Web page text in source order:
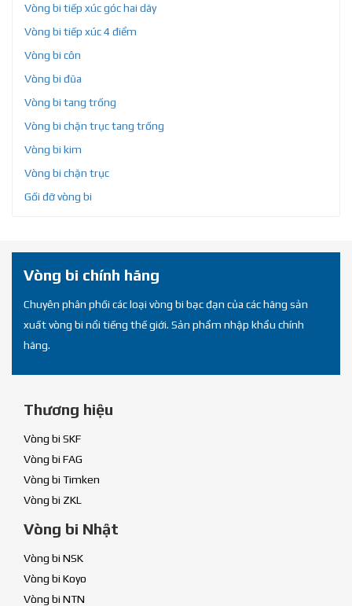
Vòng bi tiếp xúc góc hai dãy
Vòng bi tiếp xúc 4 điểm
Vòng bi côn
Vòng bi đũa
Vòng bi tang trống
Vòng bi chặn trục tang trống
Vòng bi kim
Vòng bi chặn trục
Gối đỡ vòng bi
Vòng bi chính hãng
Chuyên phân phối các loại vòng bi bạc đạn của các hãng sản
xuất vòng bi nổi tiếng thế giới. Sản phẩm nhập khẩu chính
hãng.
Thương hiệu
Vòng bi SKF
Vòng bi FAG
Vòng bi Timken
Vòng bi ZKL
Vòng bi Nhật
Vòng bi NSK
Vòng bi Koyo
Vòng bi NTN